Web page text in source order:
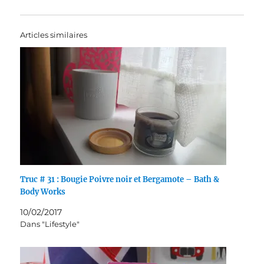
Articles similaires
Truc # 31 : Bougie Poivre noir et Bergamote – Bath &
Body Works
10/02/2017
Dans "Lifestyle"